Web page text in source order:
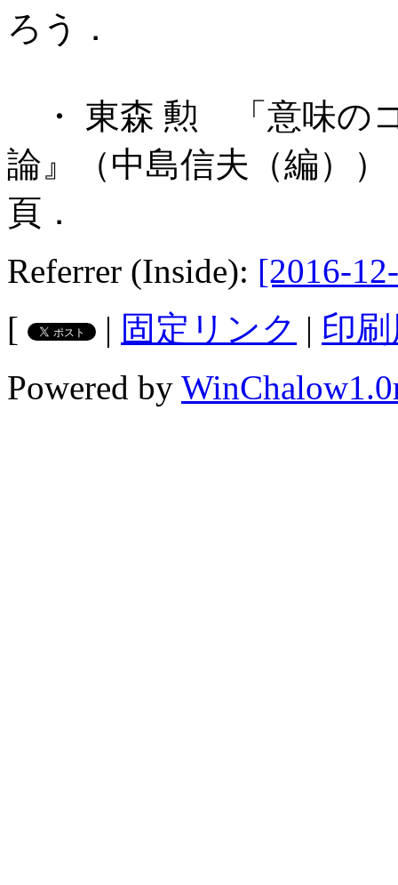
ろう．
・ 東森 勲 「意味の
論』（中島信夫（編）
頁．
Referrer (Inside): [2016-
[
| 固定リンク | 印
Powered by